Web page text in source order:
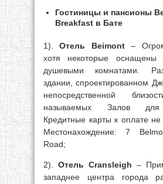
Гостиницы и пансионы
Breakfast в Бате
1).Отель Beimont–
хотя некоторые оснащены
душевыми комнатами.
здании, спроектированном
непосредственной
называемых Залов для
Кредитные карты к оплате
Местонахождение: 7
Road;
2). Отель Cransleigh –
западнее центра города